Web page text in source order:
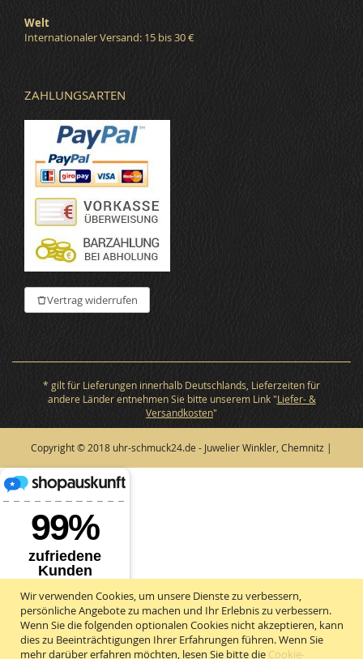
Welt
Internationaler Versand: 15 bis 30 €
ZAHLUNGSARTEN
Vertrag widerrufen
* gilt für Lieferungen innerhalb Deutschlands, Lieferzeiten für
andere Länder entnehmen Sie bitte unserem Link "Liefer- &
Versandkosten"
Copyright © 2018 uhr-schmuck24.de - Juwelier Winkler, Chemnitz |
Wir verwenden Cookies, um unsere Dienste zu verbessern,
persönliche Angebote zu machen und Ihr Erlebnis zu verbessern.
Wenn Sie die folgenden optionalen Cookies nicht akzeptieren, kann
dies zu Beeinträchtigungen Ihrer Erfahrungen führen. Wenn Sie
mehr darüber erfahren möchten, lesen Sie bitte die Cookie-